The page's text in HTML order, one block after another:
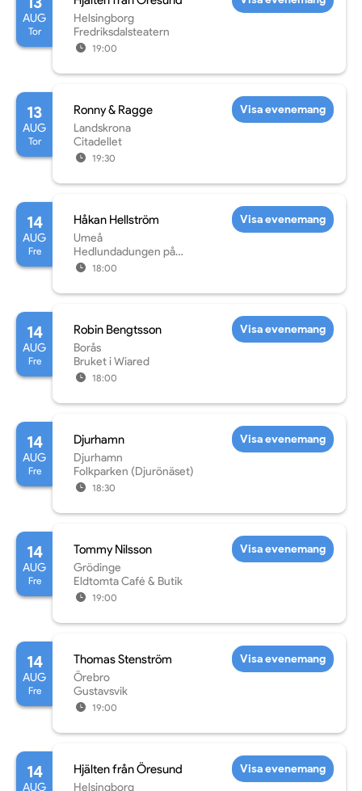
AUG
Tor
Helsingborg
Fredriksdalsteatern
19:00
13
AUG
Tor
Ronny & Ragge
Landskrona
Citadellet
19:30
Visa evenemang
14
AUG
Fre
Håkan Hellström
Umeå
Hedlundadungen på
Noliaområdet
18:00
Visa evenemang
14
AUG
Fre
Robin Bengtsson
Borås
Bruket i Wiared
18:00
Visa evenemang
14
AUG
Fre
Djurhamn
Djurhamn
Folkparken (Djurönäset)
18:30
Visa evenemang
14
AUG
Fre
Tommy Nilsson
Grödinge
Eldtomta Café & Butik
19:00
Visa evenemang
14
AUG
Fre
Thomas Stenström
Örebro
Gustavsvik
19:00
Visa evenemang
14
AUG
Hjälten från Öresund
Helsingborg
Visa evenemang